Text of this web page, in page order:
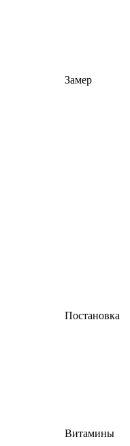
Замер
Постановка
Витамины